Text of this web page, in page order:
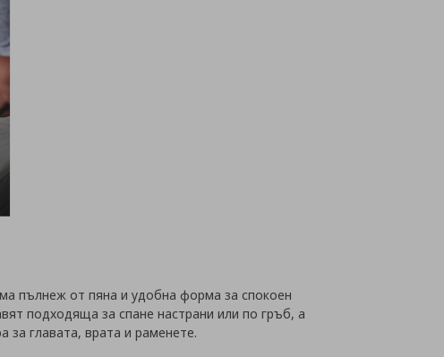
пълнеж от пяна и удобна форма за спокоен
подходяща за спане настрани или по гръб, а
за главата, врата и раменете.